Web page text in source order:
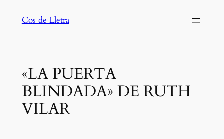
Cos de Lletra
«LA PUERTA
BLINDADA» DE RUTH
VILAR